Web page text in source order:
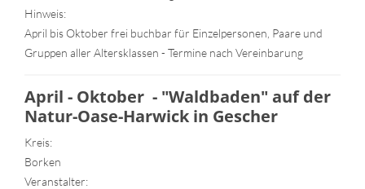
Hinweis:
April bis Oktober frei buchbar für Einzelpersonen, Paare und
Gruppen aller Altersklassen - Termine nach Vereinbarung
April - Oktober - "Waldbaden" auf der
Natur-Oase-Harwick in Gescher
Kreis:
Borken
Veranstalter: